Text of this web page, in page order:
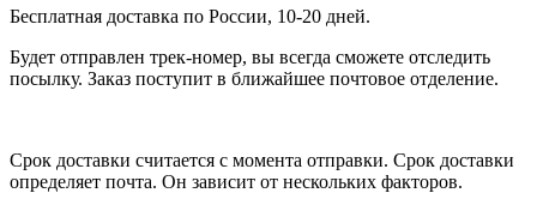
Бесплатная доставка по России, 10-20 дней.
Будет отправлен трек-номер, вы всегда сможете отследить
посылку. Заказ поступит в ближайшее почтовое отделение.
Срок доставки считается с момента отправки. Срок доставки
определяет почта. Он зависит от нескольких факторов.